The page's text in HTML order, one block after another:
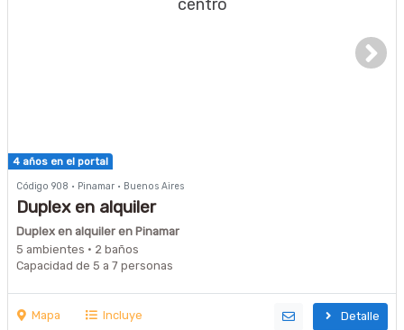
4 años en el portal
Código 908 · Pinamar · Buenos Aires
Duplex en alquiler
Duplex en alquiler en Pinamar
5 ambientes · 2 baños
Capacidad de 5 a 7 personas
Mapa Incluye Detalle